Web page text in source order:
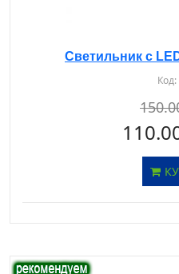
Светильник c
Код: